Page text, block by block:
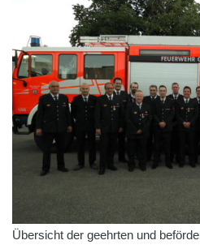
Übersicht der geehrten und